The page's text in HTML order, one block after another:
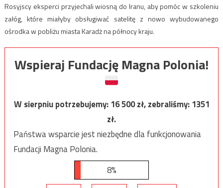
Rosyjscy eksperci przyjechali wiosną do Iranu, aby pomóc w szkoleniu
załóg, które miałyby obsługiwać satelitę z nowo wybudowanego
ośrodka w pobliżu miasta Karadż na północy kraju.
Wspieraj Fundację Magna Polonia!
W sierpniu potrzebujemy:16 500zł, zebraliśmy:1351
zł.
Państwa wsparcie jest niezbędne dla funkcjonowania
Fundacji Magna Polonia.
8%